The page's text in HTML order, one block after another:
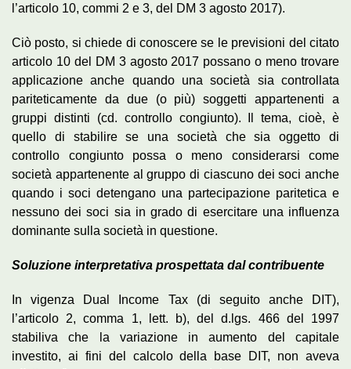
l’articolo 10, commi 2 e 3, del DM 3 agosto 2017).
Ciò posto, si chiede di conoscere se le previsioni del citato
articolo 10 del DM 3 agosto 2017 possano o meno trovare
applicazione anche quando una società sia controllata
pariteticamente da due (o più) soggetti appartenenti a
gruppi distinti (cd. controllo congiunto). Il tema, cioè, è
quello di stabilire se una società che sia oggetto di
controllo congiunto possa o meno considerarsi come
società appartenente al gruppo di ciascuno dei soci anche
quando i soci detengano una partecipazione paritetica e
nessuno dei soci sia in grado di esercitare una influenza
dominante sulla società in questione.
Soluzione interpretativa prospettata dal contribuente
In vigenza Dual Income Tax (di seguito anche DIT),
l’articolo 2, comma 1, lett. b), del d.lgs. 466 del 1997
stabiliva che la variazione in aumento del capitale
investito, ai fini del calcolo della base DIT, non aveva